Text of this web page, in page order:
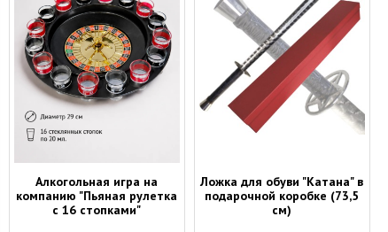
Алкогольная игра на
компанию "Пьяная рулетка
с 16 стопками"
Ложка для обуви "Катана" в
подарочной коробке (73,5
см)